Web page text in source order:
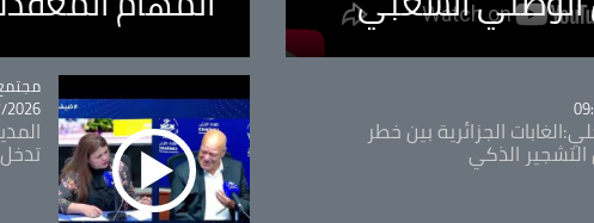
الجزائرية بين خطر
التشجير الذكي
- 10:18